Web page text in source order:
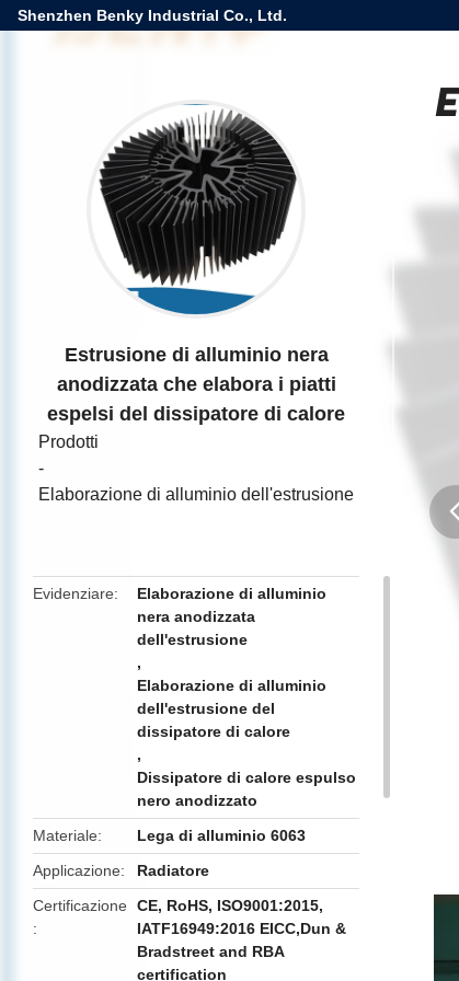
Shenzhen Benky Industrial Co., Ltd.
Estrusione di alluminio nera
anodizzata che elabora i piatti
espelsi del dissipatore di calore
Prodotti
-
Elaborazione di alluminio dell'estrusione
Evidenziare
Elaborazione di alluminio
nera anodizzata
dell'estrusione
,
Elaborazione di alluminio
dell'estrusione del
dissipatore di calore
,
Dissipatore di calore espulso
nero anodizzato
Materiale
Lega di alluminio 6063
Applicazione
Radiatore
Certificazione
CE, RoHS, ISO9001:2015,
IATF16949:2016 EICC,Dun &
Bradstreet and RBA
certification